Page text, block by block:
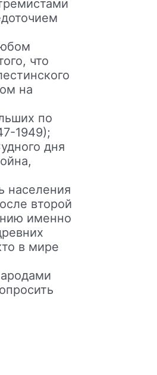
что
на
по
1949);
дня
населения
второй
именно
в мире